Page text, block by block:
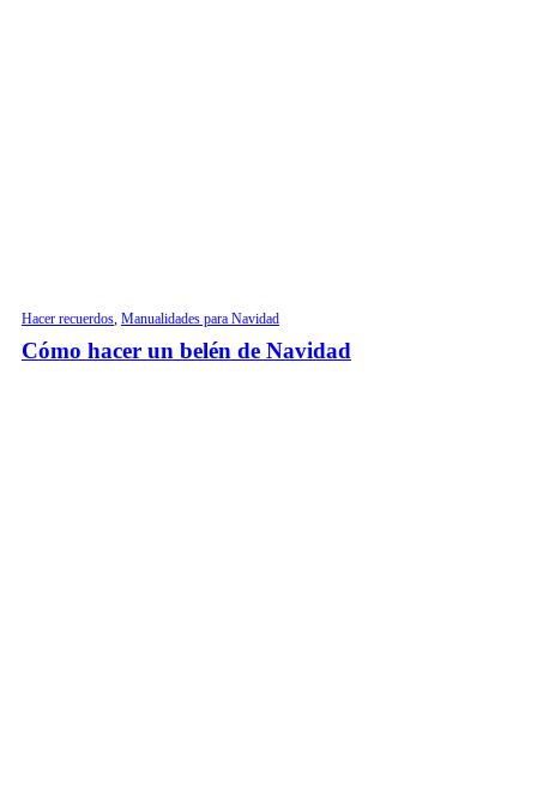
Hacer recuerdos, Manualidades para Navidad
Cómo hacer un belén de Navidad